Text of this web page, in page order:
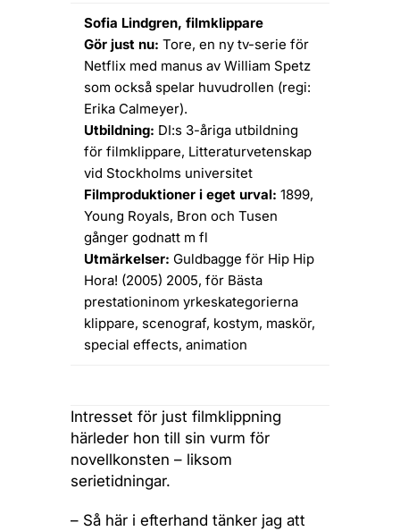
Sofia Lindgren, filmklippare
Gör just nu: Tore, en ny tv-serie för
Netflix med manus av William Spetz
som också spelar huvudrollen (regi:
Erika Calmeyer).
Utbildning: DI:s 3-åriga utbildning
för filmklippare, Litteraturvetenskap
vid Stockholms universitet
Filmproduktioner i eget urval: 1899,
Young Royals, Bron och Tusen
gånger godnatt m fl
Utmärkelser: Guldbagge för Hip Hip
Hora! (2005) 2005, för Bästa
prestationinom yrkeskategorierna
klippare, scenograf, kostym, maskör,
special effects, animation
Intresset för just filmklippning
härleder hon till sin vurm för
novellkonsten – liksom
serietidningar.
– Så här i efterhand tänker jag att